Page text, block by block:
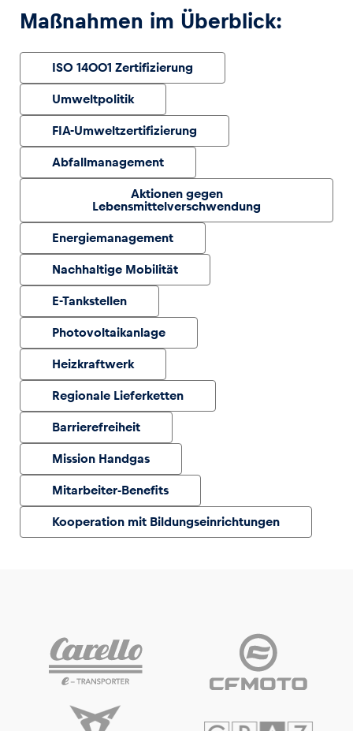
Fahrzeug
Business
Alle anzeigen
Glossar
Maßnahmen im Überblick:
ISO 14001 Zertifizierung
Umweltpolitik
FIA-Umweltzertifizierung
Abfallmanagement
Aktionen gegen
Lebensmittelverschwendung
Energiemanagement
Nachhaltige Mobilität
E-Tankstellen
Photovoltaikanlage
Heizkraftwerk
Regionale Lieferketten
Barrierefreiheit
Mission Handgas
Mitarbeiter-Benefits
Kooperation mit Bildungseinrichtungen